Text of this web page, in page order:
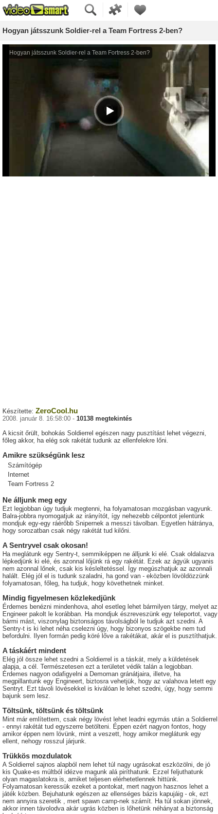
Hogyan játsszunk Soldier-rel a Team Fortress 2-ben?
Készítette: ZeroCool.hu
2008. január 8. 16:58:00 - 10138 megtekintés
A kicsit őrült, bohokás Soldierrel egészen nagy pusztítást lehet végezni,
főleg akkor, ha elég sok rakétát tudunk az ellenfelekre lőni.
Amikre szükségünk lesz
Számítógép
Internet
Team Fortress 2
Ne álljunk meg egy
Ezt legjobban úgy tudjuk megtenni, ha folyamatosan mozgásban vagyunk.
Balra-jobbra nyomogatjuk az irányítót, így nehezebb célpontot jelentünk
mondjuk egy-egy ráérőbb Snipernek a messzi távolban. Egyetlen hátránya,
hogy sorozatban csak négy rakétát tud kilőni.
A Sentryvel csak okosan!
Ha meglátunk egy Sentry-t, semmiképpen ne álljunk ki elé. Csak oldalazva
lépkedjünk ki elé, és azonnal lőjünk rá egy rakétát. Ezek az ágyúk ugyanis
nem azonnal lőnek, csak kis késleltetéssel. Így megúszhatjuk az azonnali
halált. Elég jól el is tudunk szaladni, ha gond van - eközben lövöldözzünk
folyamatosan, főleg, ha tudjuk, hogy követhetnek minket.
Mindig figyelmesen közlekedjünk
Érdemes benézni mindenhova, ahol esetleg lehet bármilyen tárgy, melyet az
Engineer pakolt le korábban. Ha mondjuk észreveszünk egy teleportot, vagy
bármi mást, viszonylag biztonságos távolságból le tudjuk azt szedni. A
Sentry-t is ki lehet néha cselezni úgy, hogy bizonyos szögekbe nem tud
befordulni. Ilyen formán pedig köré lőve a rakétákat, akár el is pusztíthatjuk.
A táskáért mindent
Elég jól össze lehet szedni a Soldierrel is a táskát, mely a küldetések
alapja, a cél. Természetesen ezt a területet védik talán a legjobban.
Érdemes nagyon odafigyelni a Demoman gránátjaira, illetve, ha
megpillantunk egy Engineert, biztosra vehetjük, hogy az valahova letett egy
Sentryt. Ezt távoli lövésekkel is kiválóan le lehet szedni, úgy, hogy semmi
bajunk sem lesz.
Töltsünk, töltsünk és töltsünk
Mint már említettem, csak négy lövést lehet leadni egymás után a Soldierrel
- ennyi rakétát tud egyszerre betölteni. Éppen ezért nagyon fontos, hogy
amikor éppen nem lövünk, mint a veszett, hogy amikor meglátunk egy
ellent, nehogy rosszul járjunk.
Trükkös mozdulatok
A Soldierrel sajnos alapból nem lehet túl nagy ugrásokat eszközölni, de jó
kis Quake-es múltból idézve magunk alá piríthatunk. Ezzel feljuthatunk
olyan magaslatokra is, amiket teljesen elérhetetlennek hittünk.
Folyamatosan keressük ezeket a pontokat, mert nagyon hasznos lehet a
játék közben. Bejuhatunk egészen az ellenséges bázis kapujáig - ok, ezt
nem annyira szeretik , mert spawn camp-nek számít. Ha túl sokan jönnek,
akkor innen távolodva akár ugrás közben is lőhetünk néhányat a biztonság